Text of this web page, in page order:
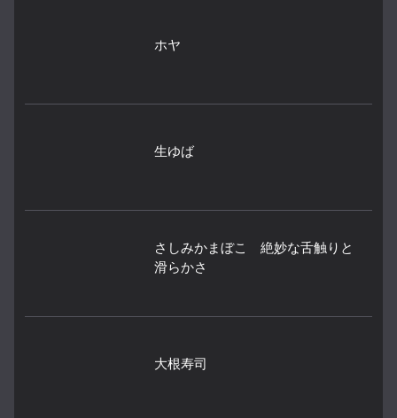
ホヤ
生ゆば
さしみかまぼこ 絶妙な舌触りと
滑らかさ
大根寿司